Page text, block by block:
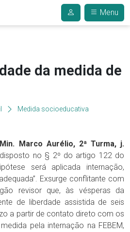
Menu
da medida de
Medida socioeducativa
Marco Aurélio, 2ª Turma, j.
no § 2º do artigo 122 do
será aplicada internação,
Exsurge conflitante com
revisor que, às vésperas da
de liberdade assistida de seis
a partir de contato direto com os
pela internação na FEBEM,